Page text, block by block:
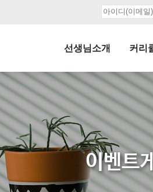
선생님소개 커리
이벤트